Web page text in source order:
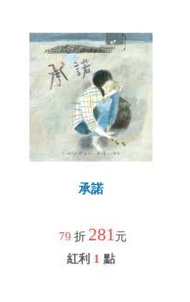
承諾
79 折 281 元
紅利 1 點